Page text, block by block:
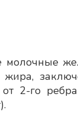
жира,
от 2-го